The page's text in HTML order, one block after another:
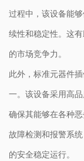
过程中，该设备能
续性和稳定性。这
的市场竞争力。
此外，标准元器件
一。该设备采用高
确保其能够在各种
故障检测和报警系
的安全稳定运行。